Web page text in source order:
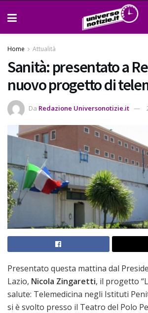
Home Attualità
Sanità: presentato a
nuovo progetto di
Da Redazione Universonotizie.it
Presentato questa mattina dal
Lazio, Nicola Zingaretti, il progetto
salute: Telemedicina negli Istituti
si è svolto presso il Teatro del Polo